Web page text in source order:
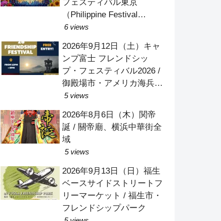
フェスティバル東京
（Philippine Festival
Tokyo）2026 / 代々木公園
6 views
2026年9月12日（土）キャ
ンプ富士 フレンドシッ
プ・フェスティバル2026 /
御殿場市・アメリカ海兵隊
キャンプ富士
5 views
2026年8月6日（木）関帝
誕 / 關帝廟、横浜中華街全
域
5 views
2026年9月13日（日）福生
ベースサイドストリートフ
リーマーケット / 福生市・
フレンドシップパーク